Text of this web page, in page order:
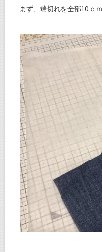
まず、端切れを全部10ｃｍ